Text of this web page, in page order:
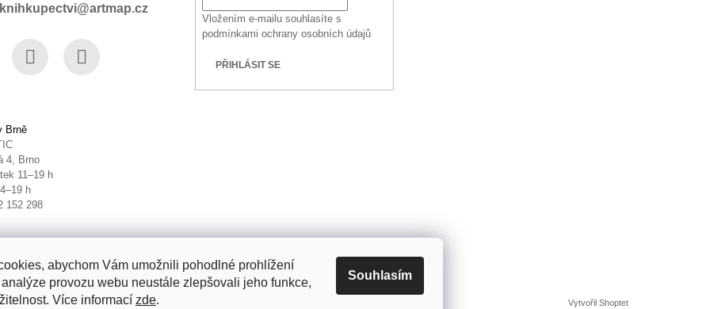
abychom Vám umožnili pohodlné prohlížení
provozu webu neustále zlepšovali jeho funkce,
Více informací zde.
Souhlasím
knihkupectvi@artmap.cz
Vložením e-mailu souhlasíte s
podmínkami ochrany osobních údajů
PŘIHLÁSIT SE
Brně
4, Brno
11–19 h
h
152 298